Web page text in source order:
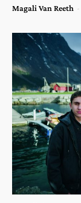
Magali Van Reeth -